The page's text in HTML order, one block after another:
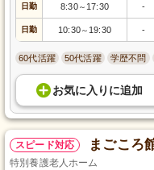
日勤 8:30～ 17:30 -
日勤 10:30～ 19:30 -
60代活躍 50代活躍 学歴不問
お気に入り に追加
スピード対応 まごころ
特別養護老人ホーム